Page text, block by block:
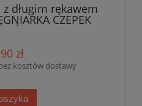
długim rękawem
CZEPEK
I TYŁ
zł
kosztów dostawy